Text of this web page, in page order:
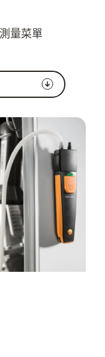
量菜單